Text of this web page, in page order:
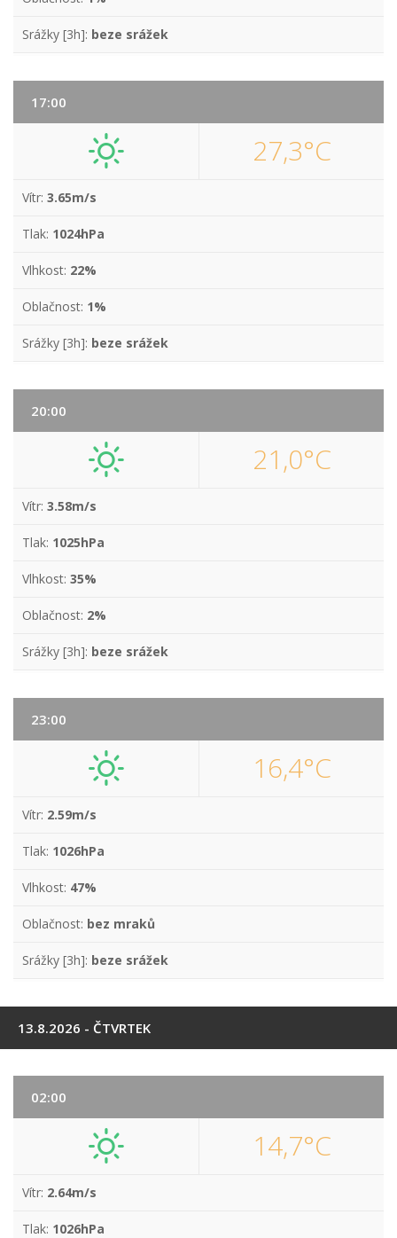
Srážky [3h]: beze srážek
17:00
27,3°C
Vítr: 3.65m/s
Tlak: 1024hPa
Vlhkost: 22%
Oblačnost: 1%
Srážky [3h]: beze srážek
20:00
21,0°C
Vítr: 3.58m/s
Tlak: 1025hPa
Vlhkost: 35%
Oblačnost: 2%
Srážky [3h]: beze srážek
23:00
16,4°C
Vítr: 2.59m/s
Tlak: 1026hPa
Vlhkost: 47%
Oblačnost: bez mraků
Srážky [3h]: beze srážek
13.8.2026 - ČTVRTEK
02:00
14,7°C
Vítr: 2.64m/s
Tlak: 1026hPa